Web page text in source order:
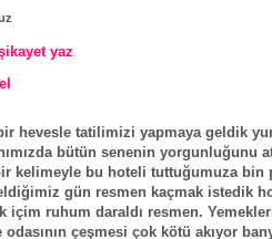
yaz
hevesle tatilimizi yapmaya geldik
bütün senenin yorgunluğunu
kelimeyle bu hoteli tuttuğumuza bin
gün resmen kaçmak istedik
içim ruhum daraldı resmen.
çeşmesi çok kötü akıyor